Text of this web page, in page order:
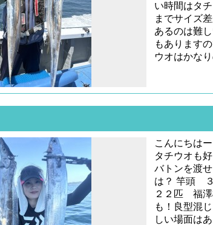
い時間はタ
までサイズ
あるのは難
もあります
ウオはかな
こんにちは
タチウオも
バトンを渡
は？ 竿
２２匹 福澤
も！良型混
しい場面は